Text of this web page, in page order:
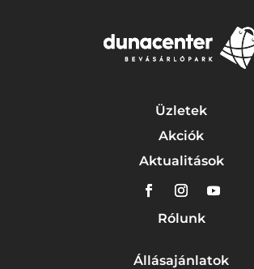
Üzletek
Akciók
Aktualitások
Rólunk
Állásajánlatok